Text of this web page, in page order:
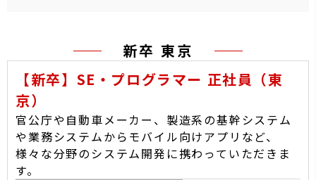
新卒 東京
【新卒】SE・プログラマー 正社員（東
京）
官公庁や自動車メーカー、製造系の基幹システム
や業務システムからモバイル向けアプリなど、
様々な分野のシステム開発に携わっていただきま
す。